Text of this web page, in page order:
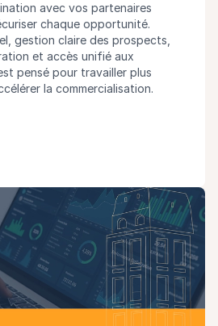
avec vos partenaires
chaque opportunité.
gestion claire des prospects,
et accès unifié aux
pensé pour travailler plus
la commercialisation.